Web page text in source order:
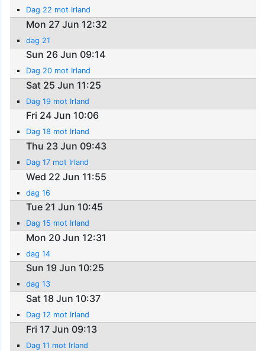
Dag 22 mot Irland
Mon 27 Jun 12:32
dag 21
Sun 26 Jun 09:14
Dag 20 mot Irland
Sat 25 Jun 11:25
Dag 19 mot Irland
Fri 24 Jun 10:06
Dag 18 mot Irland
Thu 23 Jun 09:43
Dag 17 mot Irland
Wed 22 Jun 11:55
dag 16
Tue 21 Jun 10:45
Dag 15 mot Irland
Mon 20 Jun 12:31
dag 14
Sun 19 Jun 10:25
dag 13
Sat 18 Jun 10:37
Dag 12 mot Irland
Fri 17 Jun 09:13
Dag 11 mot Irland